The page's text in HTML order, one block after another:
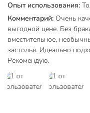
Изделие
посудомоечной
специальных щеток,
с мягким моющим
Техническая
Высота, см
Опыт использования:
Комментарий: Очень
выгодной цене. Без
вместительное,
застолья. Идеально
Рекомендую.